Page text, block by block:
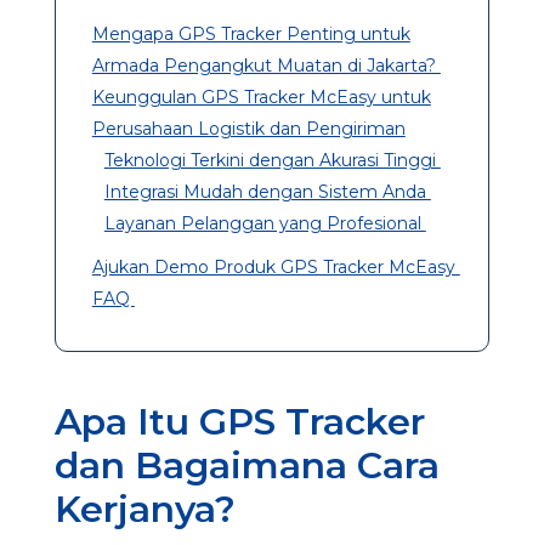
Mengapa GPS Tracker Penting untuk
Armada Pengangkut Muatan di Jakarta?
Keunggulan GPS Tracker McEasy untuk
Perusahaan Logistik dan Pengiriman
Teknologi Terkini dengan Akurasi Tinggi
Integrasi Mudah dengan Sistem Anda
Layanan Pelanggan yang Profesional
Ajukan Demo Produk GPS Tracker McEasy
FAQ
Apa Itu GPS Tracker
dan Bagaimana Cara
Kerjanya?